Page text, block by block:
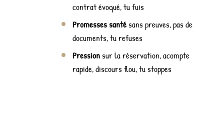
contrat évoqué, tu fuis
Promesses santé sans preuves, pas de
documents, tu refuses
Pression sur la réservation, acompte
rapide, discours flou, tu stoppes